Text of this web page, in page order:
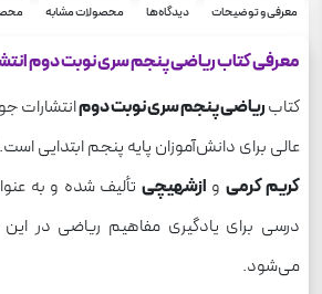
معرفی و توضیحات دیدگاه‌ها محصولات مشابه
معرفی کتاب ریاضی پنجم سری نوبت دوم
کتابریاضی پنجم سری نوبت دومانتشارات
عالی برای دانش‌آموزان پایه پنجم ابتدایی
کریم کرمی و ازشهیچی تألیف شده و به
درسی برای یادگیری مفاهیم ریاضی در
می‌شود.